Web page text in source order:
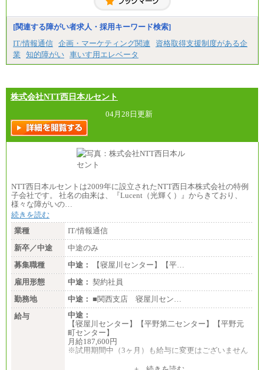
[関連する障がい者求人・採用キーワード検索]
IT/情報通信 企画・マーケティング関連
資格取得支援制度がある企
業
知的障がい 車いす用エレベータ
株式会社NTT西日本ルセント
04月28日更新
NTT西日本ルセントは2009年に設立されたNTT西日本株式会社の特例
子会社です。 社名の由来は、『Lucent（光輝く）』からきており、
様々な障がいの…
続きを読む
業種
IT/情報通信
新卒／中途
中途のみ
募集職種
中途：
【寝屋川センター】【平…
雇用形態
中途： 契約社員
勤務地
中途： ■関西支店 寝屋川セン…
給与
中途：
【寝屋川センター】【平野第二センター】【平野元
町センター】
月給187,600円
※試用期間中（3ヶ月）も給与に変更はございません